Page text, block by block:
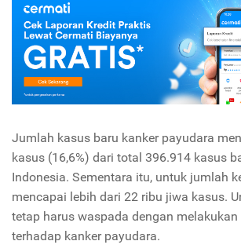
Jumlah kasus baru kanker payudara
kasus (16,6%) dari total 396.914 kasus
Indonesia. Sementara itu, untuk jumlah
mencapai lebih dari 22 ribu jiwa kasus.
tetap harus waspada dengan
terhadap kanker payudara.